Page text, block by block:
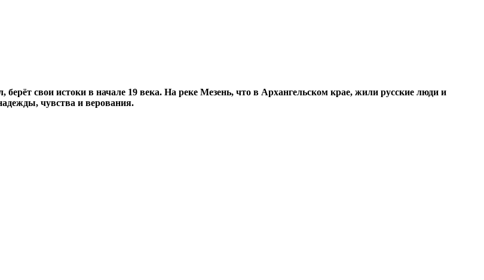
свои истоки в начале 19 века. На реке Мезень, что в Архангельском крае, жили русские люди и
чувства и верования.